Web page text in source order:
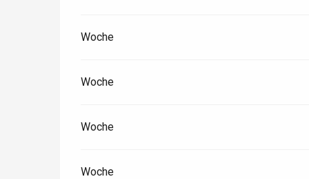
Woche
Woche
Woche
Woche